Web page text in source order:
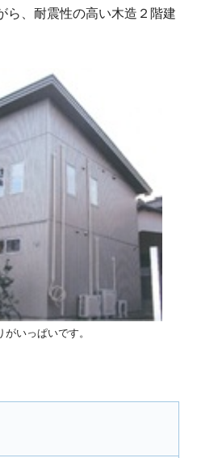
ら、耐震性の高い木造２階建
がいっぱいです。